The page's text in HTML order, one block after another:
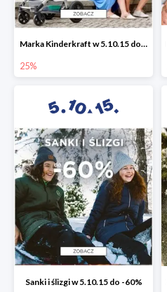
Marka Kinderkraft w 5.10.15 do -25%
25%
Sanki i ślizgi w 5.10.15 do -60%